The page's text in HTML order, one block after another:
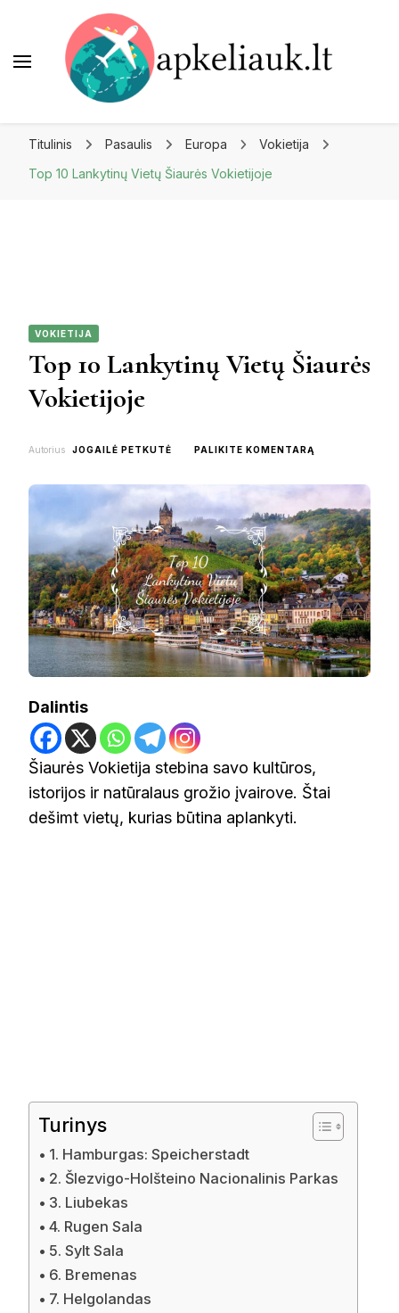
Titulinis Pasaulis Europa
Vokietija
Top 10 Lankytinų Vietų Šiaurės Vokietijoje
VOKIETIJA
Top 10 Lankytinų Vietų Šiaurės
Vokietijoje
Autorius JOGAILĖ PETKUTĖ PALIKITE KOMENTARĄ
VIETŲ
ŠIAURĖS
VOKIETIJOJE
Dalintis
Šiaurės Vokietija stebina savo kultūros,
istorijos ir natūralaus grožio įvairove. Štai
dešimt vietų, kurias būtina aplankyti.
Turinys
1. Hamburgas: Speicherstadt
2. Šlezvigo-Holšteino Nacionalinis Parkas
3. Liubekas
4. Rugen Sala
5. Sylt Sala
6. Bremenas
7. Helgolandas